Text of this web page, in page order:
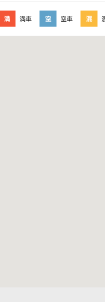
満 満車 空 空車 混